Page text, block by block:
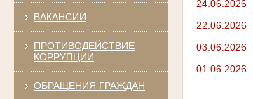
ВАКАНСИИ
ПРОТИВОДЕЙСТВИЕ
КОРРУПЦИИ
ОБРАЩЕНИЯ ГРАЖДАН
24.06.2026
22.06.2026
03.06.2026
01.06.2026